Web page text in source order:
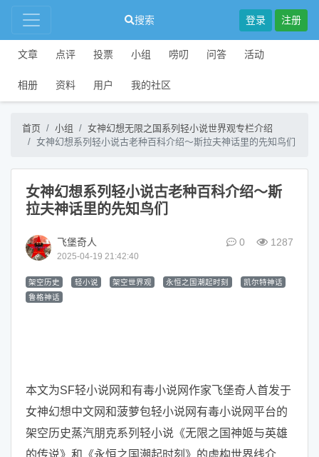
搜索 登录 注册
文章 点评 投票 小组 唠叨 问答 活动
相册 资料 用户 我的社区
首页 小组
女神幻想无限之国系列轻小说世界观专栏介绍
女神幻想系列轻小说古老种百科介绍～斯拉夫神话里的先知鸟们
女神幻想系列轻小说古老种百科介绍～斯
拉夫神话里的先知鸟们
飞堡奇人
2025-04-19 21:42:40
0 1287
架空历史 轻小说 架空世界观 永恒之国潮起时刻
凯尔特神话
鲁格神话
本文为SF轻小说网和有毒小说网作家飞堡奇人首发于
女神幻想中文网和菠萝包轻小说网有毒小说网平台的
架空历史蒸汽朋克系列轻小说《无限之国神姬与英雄
的传说》和《永恒之国潮起时刻》的虚构世界线介